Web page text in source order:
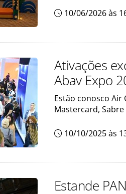
10/06/2026 às
Ativações
Abav Expo
Estão conosco Air
Mastercard, Sabre
10/10/2025 às
Estande